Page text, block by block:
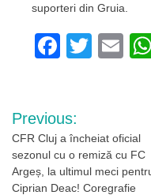
suporteri din Gruia.
Navigare
în
articole
Previous:
CFR Cluj a încheiat oficial
sezonul cu o remiză cu FC
Argeș, la ultimul meci
Ciprian Deac! Coregrafie